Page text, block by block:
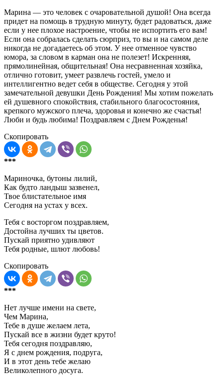
Марина — это человек с очаровательной душой! Она всегда
придет на помощь в трудную минуту, будет радоваться, даже
если у нее плохое настроение, чтобы не испортить его вам!
Если она собралась сделать сюрприз, то вы и на самом деле
никогда не догадаетесь об этом. У нее отменное чувство
юмора, за словом в карман она не полезет! Искренняя,
прямолинейная, общительная! Она несравненная хозяйка,
отлично готовит, умеет развлечь гостей, умело и
интеллигентно ведет себя в обществе. Сегодня у этой
замечательной девушки День Рождения! Мы хотим пожелать
ей душевного спокойствия, стабильного благосостояния,
крепкого мужского плеча, здоровья и конечно же счастья!
Люби и будь любима! Поздравляем с Днем Рожденья!
Скопировать
***
Мариночка, бутоны лилий,
Как будто ландыш зазвенел,
Твое блистательное имя
Сегодня на устах у всех.
Тебя с восторгом поздравляем,
Достойна лучших ты цветов.
Пускай приятно удивляют
Тебя родные, шлют любовь!
Скопировать
***
Нет лучше имени на свете,
Чем Марина,
Тебе в душе желаем лета,
Пускай все в жизни будет круто!
Тебя сегодня поздравляю,
Я с днем рождения, подруга,
И в этот день тебе желаю
Великолепного досуга.